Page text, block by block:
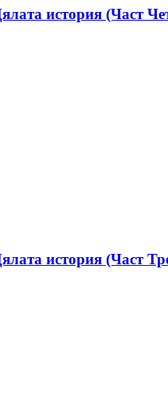
история (Част
история (Част